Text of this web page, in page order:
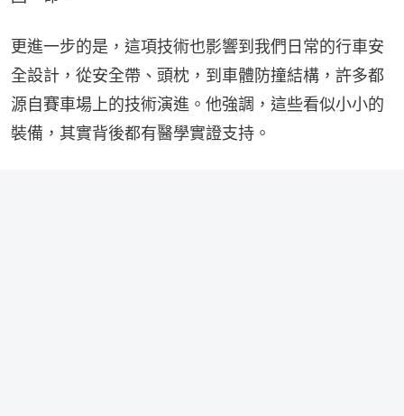
更進一步的是，這項技術也影響到我們日常的行車安
全設計，從安全帶、頭枕，到車體防撞結構，許多都
源自賽車場上的技術演進。他強調，這些看似小小的
裝備，其實背後都有醫學實證支持。